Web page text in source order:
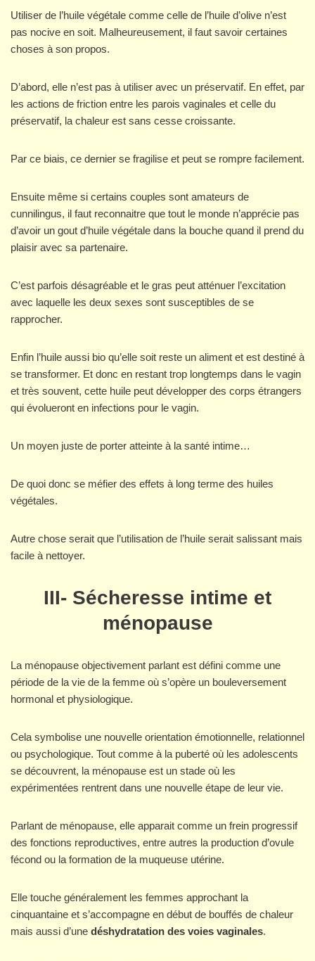
Utiliser de l’huile végétale comme celle de l’huile d’olive n’est
pas nocive en soit. Malheureusement, il faut savoir certaines
choses à son propos.
D’abord, elle n’est pas à utiliser avec un préservatif. En effet, par
les actions de friction entre les parois vaginales et celle du
préservatif, la chaleur est sans cesse croissante.
Par ce biais, ce dernier se fragilise et peut se rompre facilement.
Ensuite même si certains couples sont amateurs de
cunnilingus, il faut reconnaitre que tout le monde n’apprécie pas
d’avoir un gout d’huile végétale dans la bouche quand il prend du
plaisir avec sa partenaire.
C’est parfois désagréable et le gras peut atténuer l’excitation
avec laquelle les deux sexes sont susceptibles de se
rapprocher.
Enfin l’huile aussi bio qu’elle soit reste un aliment et est destiné à
se transformer. Et donc en restant trop longtemps dans le vagin
et très souvent, cette huile peut développer des corps étrangers
qui évolueront en infections pour le vagin.
Un moyen juste de porter atteinte à la santé intime…
De quoi donc se méfier des effets à long terme des huiles
végétales.
Autre chose serait que l’utilisation de l’huile serait salissant mais
facile à nettoyer.
III- Sécheresse intime et
ménopause
La ménopause objectivement parlant est défini comme une
période de la vie de la femme où s’opère un bouleversement
hormonal et physiologique.
Cela symbolise une nouvelle orientation émotionnelle, relationnel
ou psychologique. Tout comme à la puberté où les adolescents
se découvrent, la ménopause est un stade où les
expérimentées rentrent dans une nouvelle étape de leur vie.
Parlant de ménopause, elle apparait comme un frein progressif
des fonctions reproductives, entre autres la production d’ovule
fécond ou la formation de la muqueuse utérine.
Elle touche généralement les femmes approchant la
cinquantaine et s’accompagne en début de bouffés de chaleur
mais aussi d’une déshydratation des voies vaginales.